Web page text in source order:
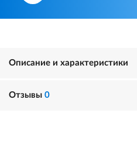
Описание и характеристики
Отзывы 0